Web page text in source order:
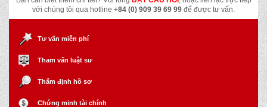
với chúng tôi qua hotline +84 (0) 909 39 69 99 để được tư vấn.
Tư vấn miễn phí
Tham vấn luật sư
Thẩm định hồ sơ
Chứng minh tài chính